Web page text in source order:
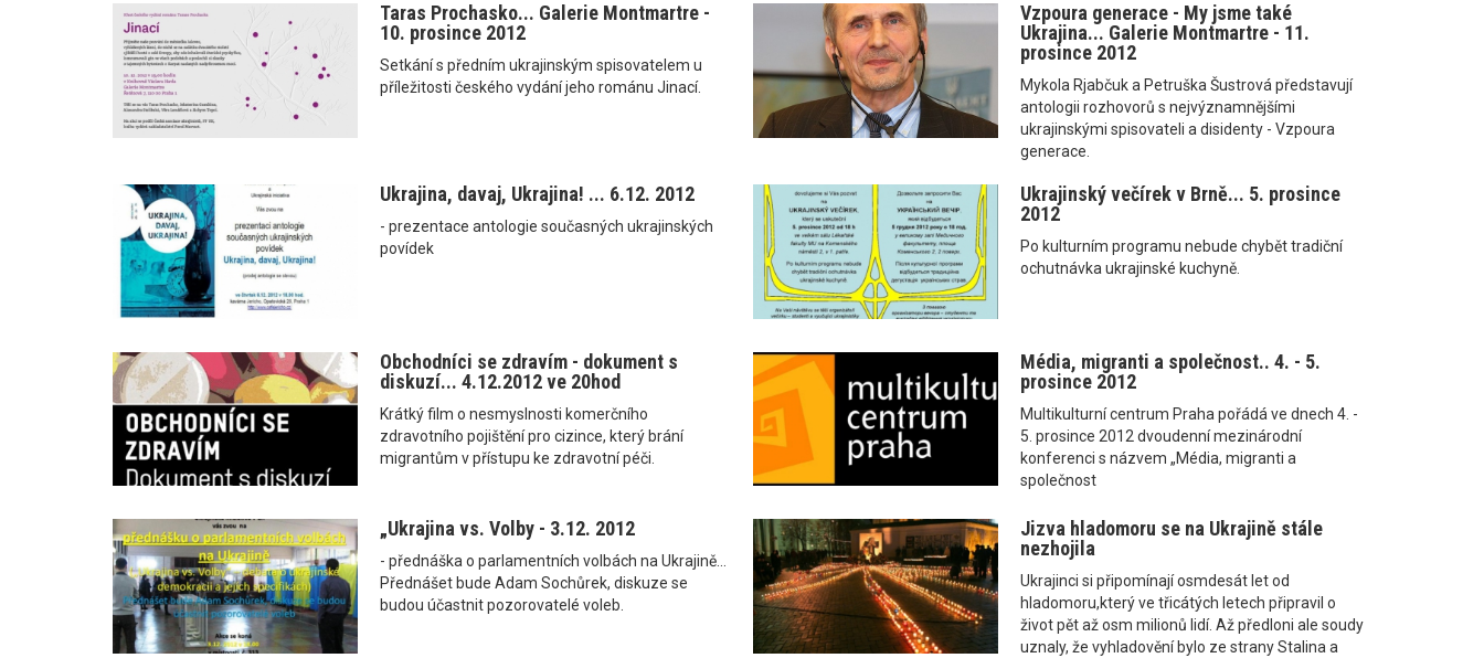
Taras Prochasko... Galerie Montmartre -
10. prosince 2012
Setkání s předním ukrajinským spisovatelem u
příležitosti českého vydání jeho románu Jinací.
Vzpoura generace - My jsme také
Ukrajina... Galerie Montmartre - 11.
prosince 2012
Mykola Rjabčuk a Petruška Šustrová představují
antologii rozhovorů s nejvýznamnějšími
ukrajinskými spisovateli a disidenty - Vzpoura
generace.
Ukrajina, davaj, Ukrajina! ... 6.12. 2012
- prezentace antologie současných ukrajinských
povídek
Ukrajinský večírek v Brně... 5. prosince
2012
Po kulturním programu nebude chybět tradiční
ochutnávka ukrajinské kuchyně.
Obchodníci se zdravím - dokument s
diskuzí... 4.12.2012 ve 20hod
Krátký film o nesmyslnosti komerčního
zdravotního pojištění pro cizince, který brání
migrantům v přístupu ke zdravotní péči.
Média, migranti a společnost.. 4. - 5.
prosince 2012
Multikulturní centrum Praha pořádá ve dnech 4. -
5. prosince 2012 dvoudenní mezinárodní
konferenci s názvem „Média, migranti a
společnost
„Ukrajina vs. Volby - 3.12. 2012
- přednáška o parlamentních volbách na Ukrajině...
Přednášet bude Adam Sochůrek, diskuze se
budou účastnit pozorovatelé voleb.
Jizva hladomoru se na Ukrajině stále
nezhojila
Ukrajinci si připomínají osmdesát let od
hladomoru,který ve třicátých letech připravil o
život pět až osm milionů lidí. Až předloni ale soudy
uznaly, že vyhladovění bylo ze strany Stalina a